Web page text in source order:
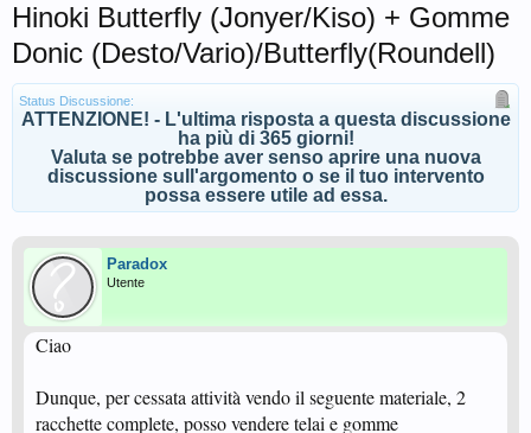
Hinoki Butterfly (Jonyer/Kiso) + Gomme
Donic (Desto/Vario)/Butterfly(Roundell)
Status Discussione:
ATTENZIONE! - L'ultima risposta a questa discussione
ha più di 365 giorni!
Valuta se potrebbe aver senso aprire una nuova
discussione sull'argomento o se il tuo intervento
possa essere utile ad essa.
Paradox
Utente
Ciao
Dunque, per cessata attività vendo il seguente materiale, 2
racchette complete, posso vendere telai e gomme